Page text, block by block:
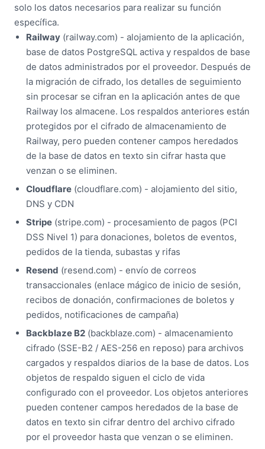
solo los datos necesarios para realizar su función
específica.
Railway (railway.com) - alojamiento de la aplicación,
base de datos PostgreSQL activa y respaldos de base
de datos administrados por el proveedor. Después de
la migración de cifrado, los detalles de seguimiento
sin procesar se cifran en la aplicación antes de que
Railway los almacene. Los respaldos anteriores están
protegidos por el cifrado de almacenamiento de
Railway, pero pueden contener campos heredados
de la base de datos en texto sin cifrar hasta que
venzan o se eliminen.
Cloudflare (cloudflare.com) - alojamiento del sitio,
DNS y CDN
Stripe (stripe.com) - procesamiento de pagos (PCI
DSS Nivel 1) para donaciones, boletos de eventos,
pedidos de la tienda, subastas y rifas
Resend (resend.com) - envío de correos
transaccionales (enlace mágico de inicio de sesión,
recibos de donación, confirmaciones de boletos y
pedidos, notificaciones de campaña)
Backblaze B2 (backblaze.com) - almacenamiento
cifrado (SSE-B2 / AES-256 en reposo) para archivos
cargados y respaldos diarios de la base de datos. Los
objetos de respaldo siguen el ciclo de vida
configurado con el proveedor. Los objetos anteriores
pueden contener campos heredados de la base de
datos en texto sin cifrar dentro del archivo cifrado
por el proveedor hasta que venzan o se eliminen.